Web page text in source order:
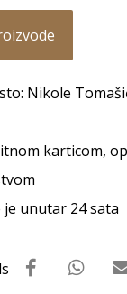
Nikole
karticom,
unutar 24 sata